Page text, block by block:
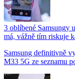
3 oblíbené Samsungy
má, vážně tím riskuje
Samsung definitivně
M33 5G ze seznamu